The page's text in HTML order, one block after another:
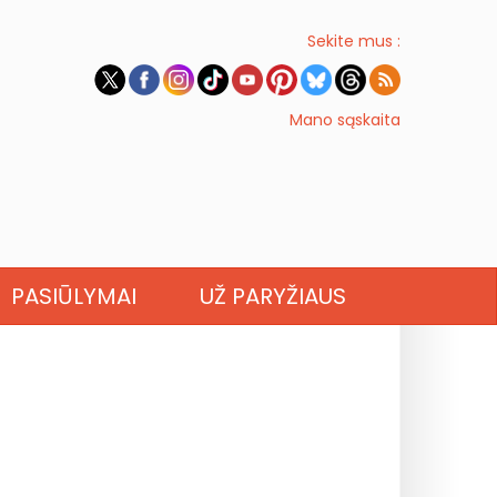
Sekite mus :
Mano sąskaita
PASIŪLYMAI UŽ PARYŽIAUS